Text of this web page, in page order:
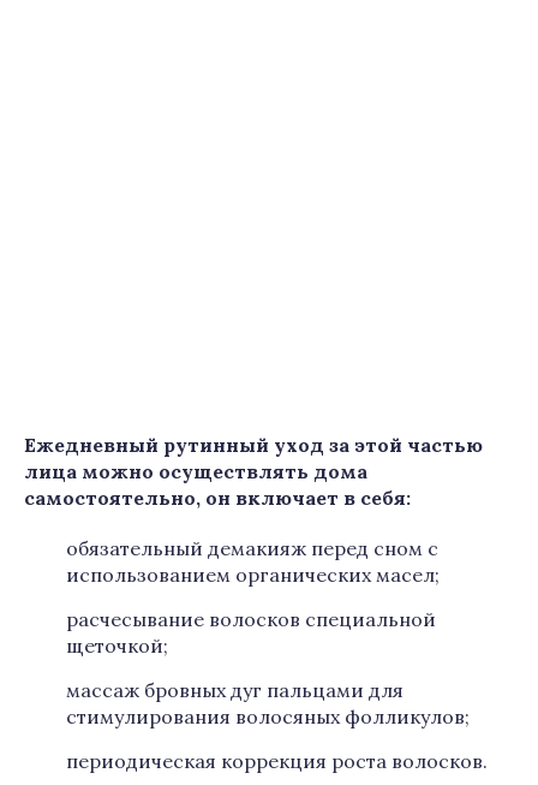
Ежедневный рутинный уход за этой частью
лица можно осуществлять дома
самостоятельно, он включает в себя:
обязательный демакияж перед сном с
использованием органических масел;
расчесывание волосков специальной
щеточкой;
массаж бровных дуг пальцами для
стимулирования волосяных фолликулов;
периодическая коррекция роста волосков.